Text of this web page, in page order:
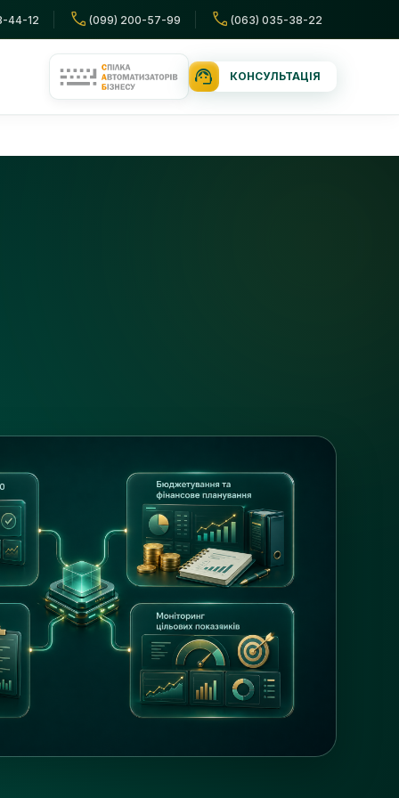
44-12 call (099) 200-57-99 call (063) 035-38-22
support_agent КОНСУЛЬТАЦІЯ